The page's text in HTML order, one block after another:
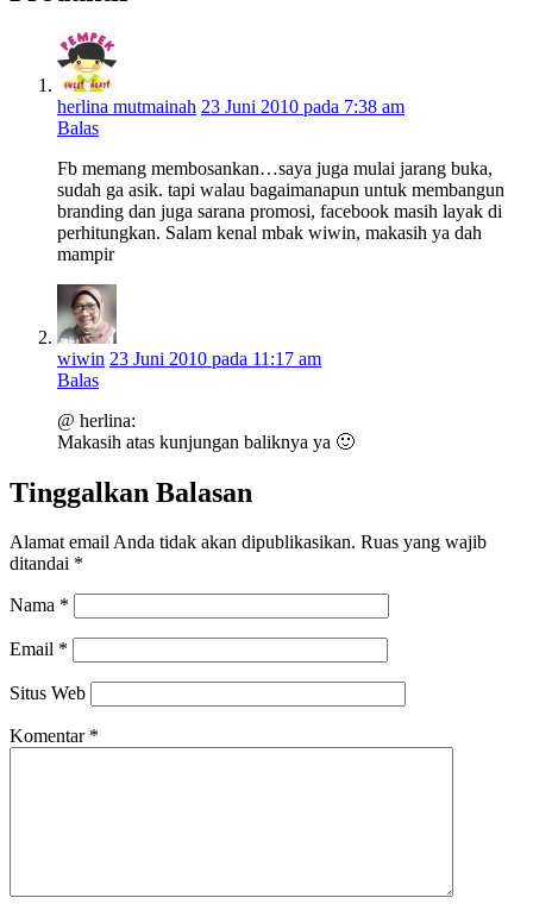
herlina mutmainah 23 Juni 2010 pada 7:38 am
Balas
Fb memang membosankan…saya juga mulai jarang buka,
sudah ga asik. tapi walau bagaimanapun untuk membangun
branding dan juga sarana promosi, facebook masih layak di
perhitungkan. Salam kenal mbak wiwin, makasih ya dah
mampir
wiwin 23 Juni 2010 pada 11:17 am
Balas
@ herlina:
Makasih atas kunjungan baliknya ya 🙂
Tinggalkan Balasan
Alamat email Anda tidak akan dipublikasikan. Ruas yang wajib
ditandai *
Nama *
Email *
Situs Web
Komentar *